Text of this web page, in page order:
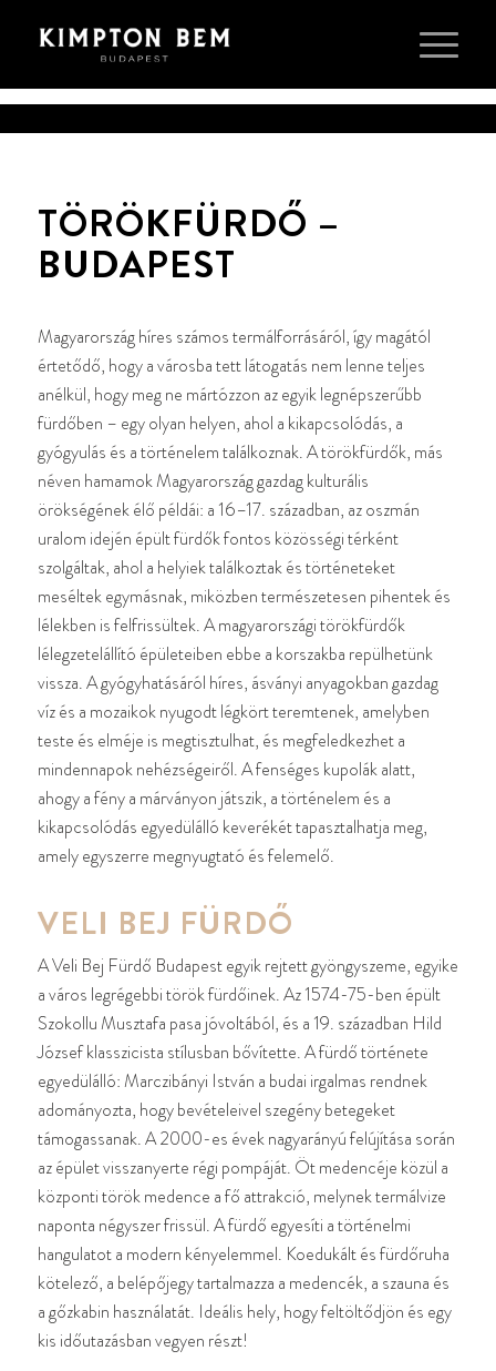
TÖRÖKFÜRDŐ –
BUDAPEST
Magyarország híres számos termálforrásáról, így magától
értetődő, hogy a városba tett látogatás nem lenne teljes
anélkül, hogy meg ne mártózzon az egyik legnépszerűbb
fürdőben – egy olyan helyen, ahol a kikapcsolódás, a
gyógyulás és a történelem találkoznak. A törökfürdők, más
néven hamamok Magyarország gazdag kulturális
örökségének élő példái: a 16–17. században, az oszmán
uralom idején épült fürdők fontos közösségi térként
szolgáltak, ahol a helyiek találkoztak és történeteket
meséltek egymásnak, miközben természetesen pihentek és
lélekben is felfrissültek. A magyarországi törökfürdők
lélegzetelállító épületeiben ebbe a korszakba repülhetünk
vissza. A gyógyhatásáról híres, ásványi anyagokban gazdag
víz és a mozaikok nyugodt légkört teremtenek, amelyben
teste és elméje is megtisztulhat, és megfeledkezhet a
mindennapok nehézségeiről. A fenséges kupolák alatt,
ahogy a fény a márványon játszik, a történelem és a
kikapcsolódás egyedülálló keverékét tapasztalhatja meg,
amely egyszerre megnyugtató és felemelő.
VELI BEJ FÜRDŐ
A Veli Bej Fürdő Budapest egyik rejtett gyöngyszeme, egyike
a város legrégebbi török fürdőinek. Az 1574-75-ben épült
Szokollu Musztafa pasa jóvoltából, és a 19. században Hild
József klasszicista stílusban bővítette. A fürdő története
egyedülálló: Marczibányi István a budai irgalmas rendnek
adományozta, hogy bevételeivel szegény betegeket
támogassanak. A 2000-es évek nagyarányú felújítása során
az épület visszanyerte régi pompáját. Öt medencéje közül a
központi török medence a fő attrakció, melynek termálvize
naponta négyszer frissül. A fürdő egyesíti a történelmi
hangulatot a modern kényelemmel. Koedukált és fürdőruha
kötelező, a belépőjegy tartalmazza a medencék, a szauna és
a gőzkabin használatát. Ideális hely, hogy feltöltődjön és egy
kis időutazásban vegyen részt!